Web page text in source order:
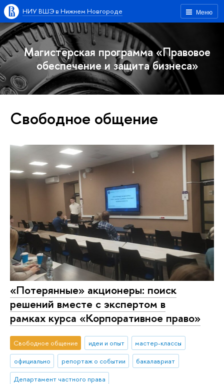
Меню
НИУ ВШЭ в Нижнем Новгороде
Магистерская программа «Правовое
обеспечение и защита бизнеса»
Свободное общение
«Потерянные» акционеры: поиск
решений вместе с экспертом в
рамках курса «Корпоративное право»
Свободное общение идеи и опыт
мастер-классы
официально
репортаж о событии
бакалавриат
Департамент частного права